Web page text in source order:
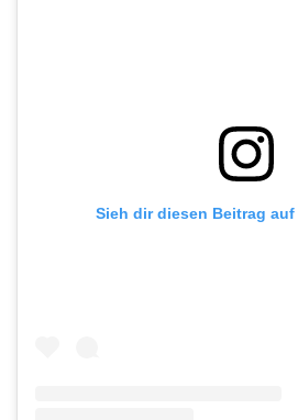
Sieh dir diesen Beitrag auf